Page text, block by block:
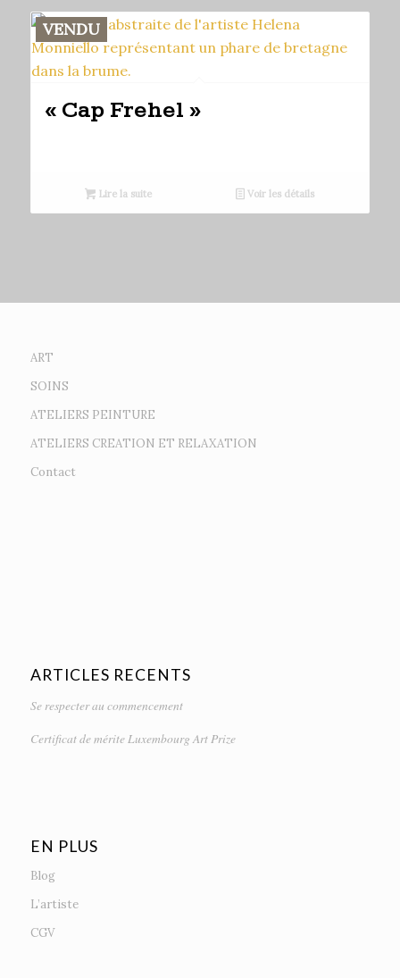
VENDU
« Cap Frehel »
Lire la suite Voir les détails
ART
SOINS
ATELIERS PEINTURE
ATELIERS CREATION ET RELAXATION
Contact
ARTICLES RECENTS
Se respecter au commencement
Certificat de mérite Luxembourg Art Prize
EN PLUS
Blog
L’artiste
CGV